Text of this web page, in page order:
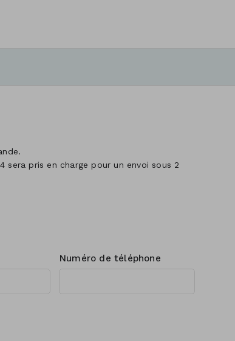
sera pris en charge pour un envoi sous 2
Numéro de téléphone